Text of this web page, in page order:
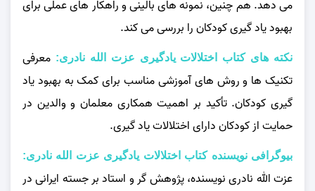
می‌ دهد. هم چنین، نمونه‌ های بالینی و راهکار های عملی برای
بهبود یاد گیری کودکان را بررسی می‌ کند.
نکته های کتاب اختلالات یادگیری عزت الله نادری: معرفی
تکنیک‌ ها و روش‌ های آموزشی مناسب برای کمک به بهبود یاد
گیری کودکان. تأکید بر اهمیت همکاری معلمان و والدین در
حمایت از کودکان دارای اختلالات یاد گیری.
بیوگرافی نویسنده کتاب اختلالات یادگیری عزت الله نادری:
عزت‌ الله نادرینویسنده، پژوهش گر و استاد بر جسته ایرانی در